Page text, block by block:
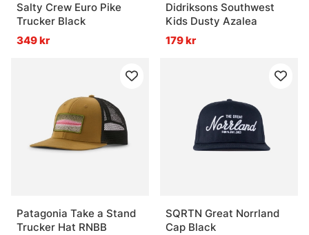
Salty Crew Euro Pike
Trucker Black
349 kr
Didriksons Southwest
Kids Dusty Azalea
179 kr
Patagonia Take a Stand
Trucker Hat RNBB
SQRTN Great Norrland
Cap Black